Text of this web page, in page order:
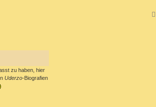
zu haben, hier
Uderzo-Biografien